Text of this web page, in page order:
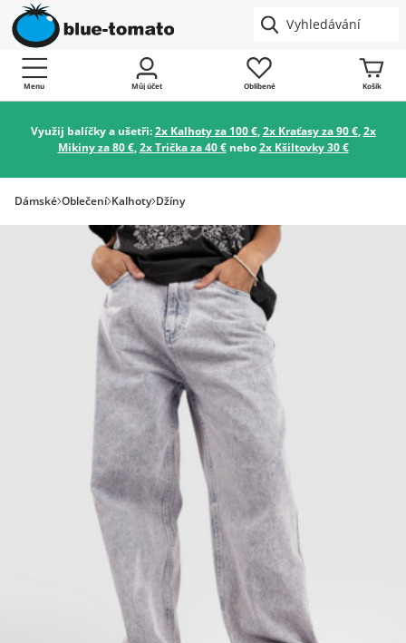
Menu Můj účet Oblíbené Košík
Využij balíčky a ušetři:2x Kalhoty za 100 €,2x Kraťasy za 90 €,2x
Mikiny za 80 €,2x Trička za 40 €nebo2x Kšiltovky 30 €
Dámské Oblečení Kalhoty Džíny